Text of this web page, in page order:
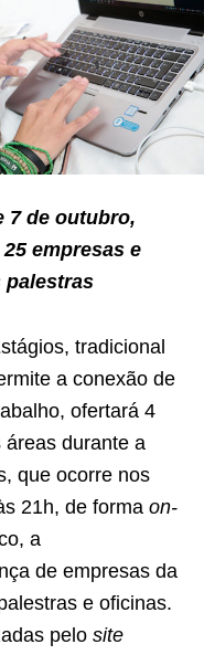
7 de outubro,
empresas e
palestras
tradicional
a conexão de
ofertará 4
áreas durante a
que ocorre nos
21h, de forma on-
a
de empresas da
e oficinas.
pelo site